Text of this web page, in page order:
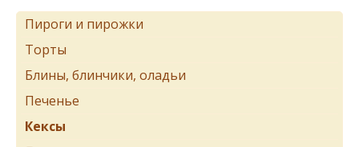
Пироги и пирожки
Торты
Блины, блинчики, оладьи
Печенье
Кексы